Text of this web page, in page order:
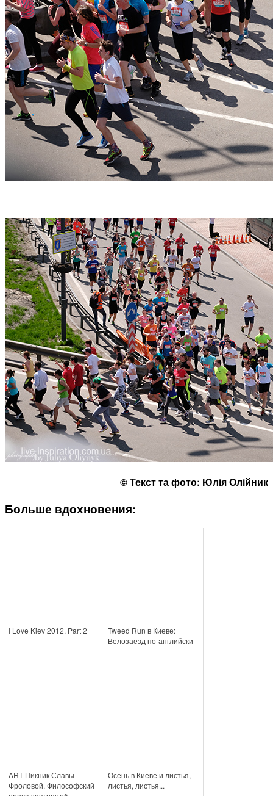
© Текст та фото: Юлія Олійник
Больше вдохновения:
I Love Kiev 2012. Part 2
Tweed Run в Киеве:
Велозаезд по-английски
ART-Пикник Славы
Фроловой. Философский
Осень в Киеве и листья,
листья, листья...